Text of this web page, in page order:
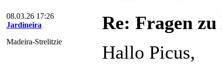
08.03.26 17:26
Jardineira
Madeira-Strelitzie
Re: Fragen
Hallo Picus,